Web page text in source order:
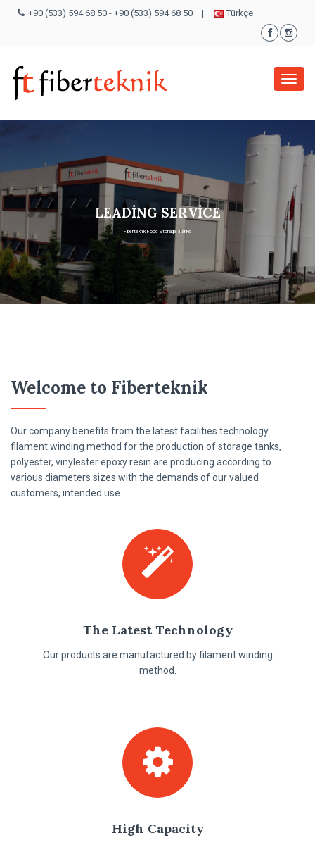
+90 (533) 594 68 50 - +90 (533) 594 68 50 | Türkçe
Menü
LEADİNG SERVİCE
Fiberteknik Food Storage Tanks
Welcome to Fiberteknik
Our company benefits from the latest facilities technology
filament winding method for the production of storage tanks,
polyester, vinylester epoxy resin are producing according to
various diameters sizes with the demands of our valued
customers, intended use.
The Latest Technology
Our products are manufactured by filament winding
method.
High Capacity